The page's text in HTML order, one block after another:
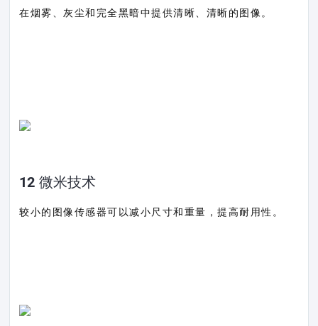
在烟雾、灰尘和完全黑暗中提供清晰、清晰的图像。
12 微米技术
较小的图像传感器可以减小尺寸和重量，提高耐用性。